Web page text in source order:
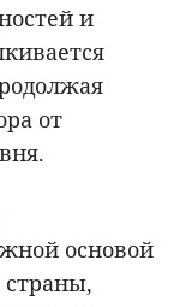
и
от
основой
страны,